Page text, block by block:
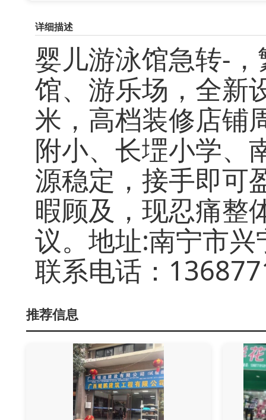
详细描述
婴儿游泳馆急转-
馆、游乐场，全新
米，高档装修店铺
附小、长堽小学、
源稳定，接手即可
暇顾及，现忍痛整
议。地址:南宁市
联系电话：
推荐信息